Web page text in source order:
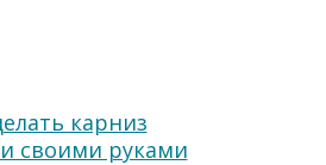
карниз
своими руками